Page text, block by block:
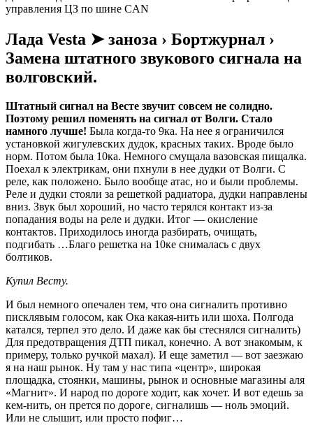
управления ЦЗ по шине CAN
Лада Vesta ➤ заноза › Бортжурнал ›
Замена штатного звукового сигнала на
волговский.
Штатный сигнал на Весте звучит совсем не солидно.
Поэтому решил поменять на сигнал от Волги. Стало
намного лучше! Была когда-то 9ка. На нее я ограничился
установкой жигулевских дудок, красных таких. Вроде было
норм. Потом была 10ка. Немного смущала вазовская пищалка.
Поехал к электрикам, они пхнули в нее дудки от Волги. С
реле, как положено. Было вообще атас, но и были проблемы.
Реле и дудки стояли за решеткой радиатора, дудки направлены
вниз. Звук был хороший, но часто терялся контакт из-за
попадания воды на реле и дудки. Итог — окисление
контактов. Приходилось иногда разбирать, очищать,
подгибать …Благо решетка на 10ке снималась с двух
болтиков.
Купил Весту.
И был немного опечален тем, что она сигналить противно
писклявым голосом, как Ока какая-нить или шоха. Полгода
катался, терпел это дело. И даже как бы стеснялся сигналить)
Для предотвращения ДТП пикал, конечно. А вот знакомым, к
примеру, только ручкой махал). И еще заметил — вот заезжаю
я на наш рынок. Ну там у нас типа «центр», широкая
площадка, стоянки, машины, рынок и основные магазины аля
«Магнит». И народ по дороге ходит, как хочет. И вот едешь за
кем-нить, он прется по дороге, сигналишь — ноль эмоций.
Или не слышит, или просто пофиг…